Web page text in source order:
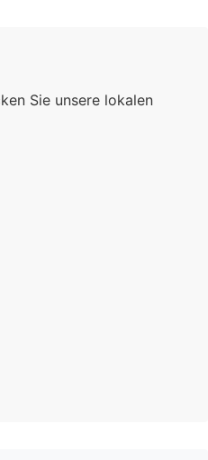
Sie unsere lokalen